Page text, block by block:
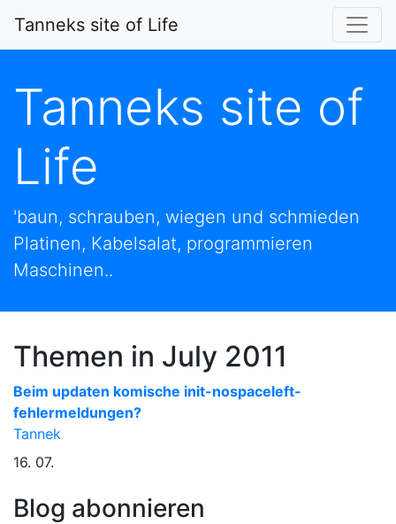
Tanneks site of Life
Tanneks site of
Life
'baun, schrauben, wiegen und schmieden
Platinen, Kabelsalat, programmieren
Maschinen..
Themen in July 2011
Beim updaten komische init-nospaceleft-
fehlermeldungen?
Tannek
16. 07.
Blog abonnieren